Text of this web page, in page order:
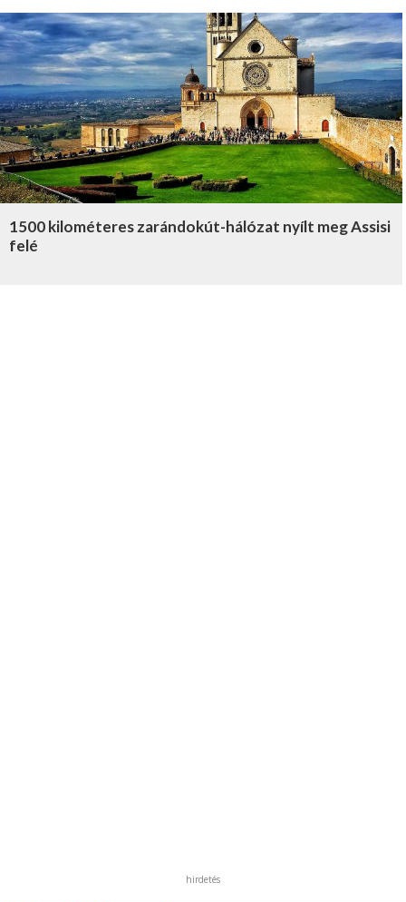
1500 kilométeres zarándokút-hálózat nyílt meg Assisi
felé
hirdetés